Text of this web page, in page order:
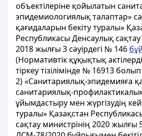
объектілеріне қойылатын
эпидемиологиялық талаптар»
қағидаларын бекіту туралы»
Республикасы Денсаулық
2018 жылғы 3 сәуірдегі № 146
(Нормативтік құқықтық
тіркеу тізілімінде № 16913
2) «Санитариялық-эпидемияға
санитариялық-
ұйымдастыру мен жүргізудің
туралы» Қазақстан
сақтау министрінің 2020